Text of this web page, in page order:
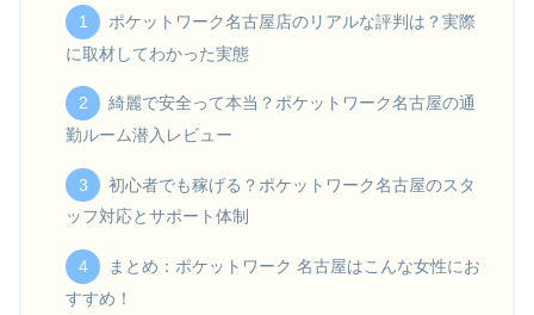
ポケットワーク名古屋店のリアルな評判は？実際
に取材してわかった実態
綺麗で安全って本当？ポケットワーク名古屋の通
勤ルーム潜入レビュー
初心者でも稼げる？ポケットワーク名古屋のスタ
ッフ対応とサポート体制
まとめ：ポケットワーク 名古屋はこんな女性にお
すすめ！